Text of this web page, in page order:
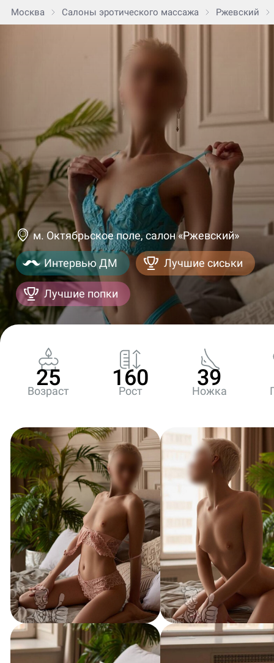
Москва Салоны эротического массажа Ржевский
м. Октябрьское поле, салон «Ржевский»
Интервью ДМ Лучшие сиськи
Лучшие попки
25
Возраст
160
Рост
39
Ножка